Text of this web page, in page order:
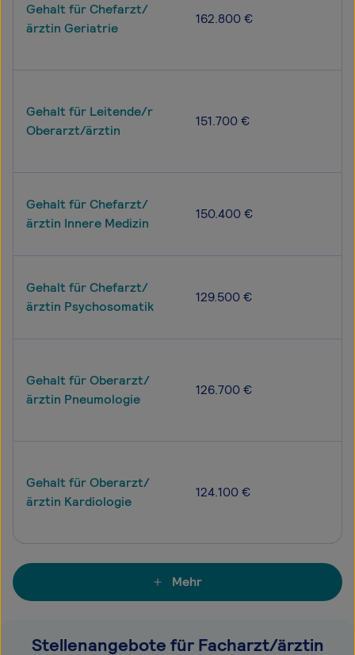
Gehalt für Chefarzt/
ärztin Geriatrie
162.800 €
Gehalt für Leitende/r
Oberarzt/ärztin
151.700 €
Gehalt für Chefarzt/
ärztin Innere Medizin
150.400 €
Gehalt für Chefarzt/
ärztin Psychosomatik
129.500 €
Gehalt für Oberarzt/
ärztin Pneumologie
126.700 €
Gehalt für Oberarzt/
ärztin Kardiologie
124.100 €
Mehr
Stellenangebote für Facharzt/ärztin